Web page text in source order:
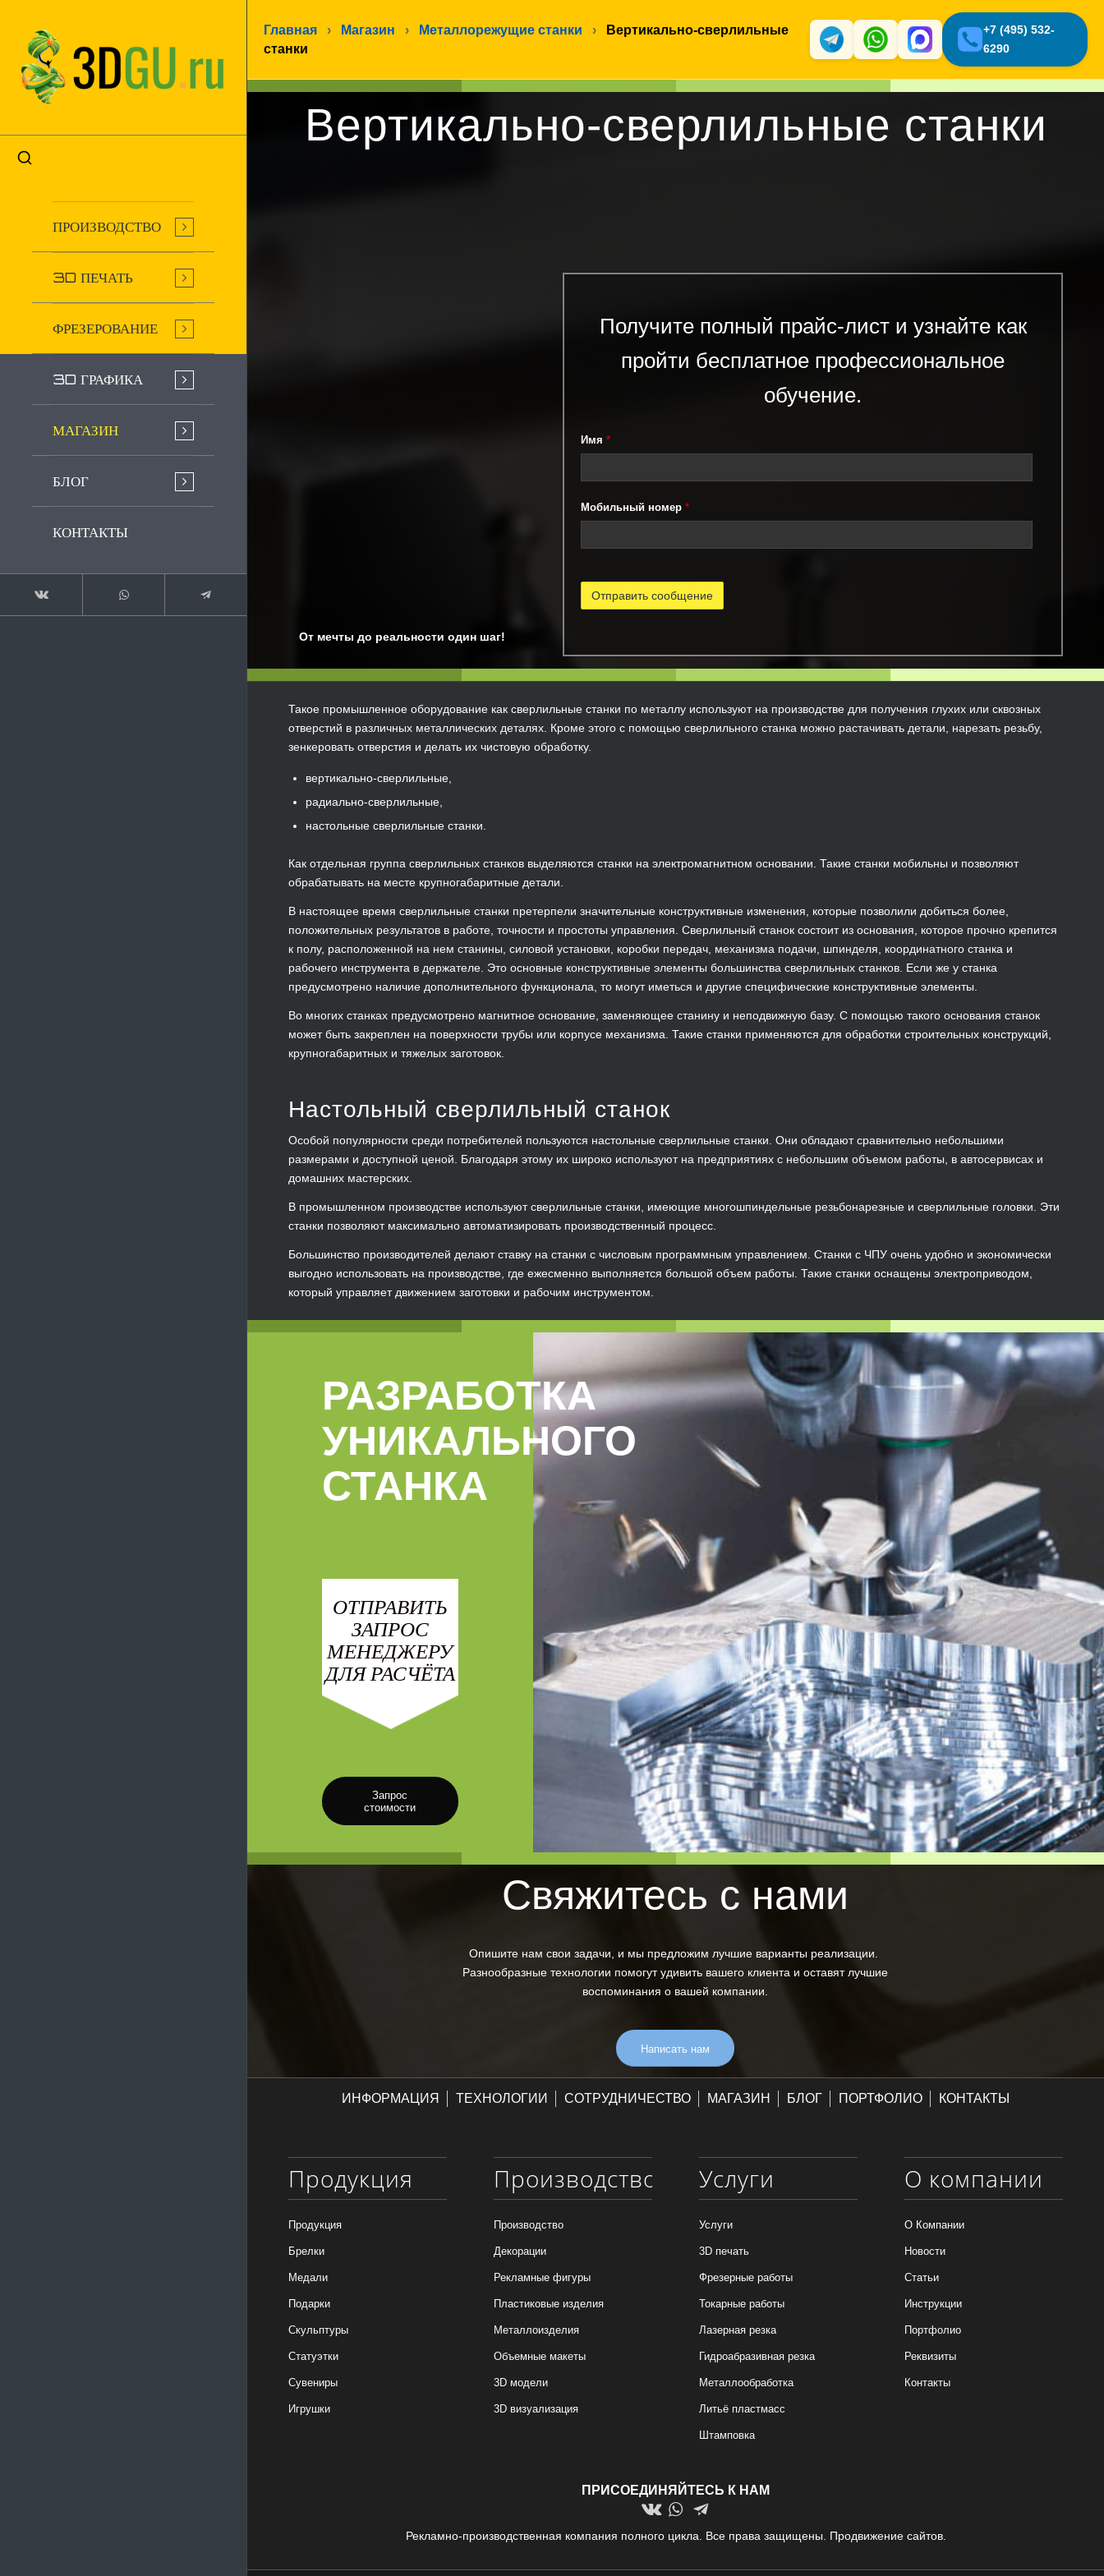
ПРОИЗВОДСТВО
3D ПЕЧАТЬ
ФРЕЗЕРОВАНИЕ
3D ГРАФИКА
МАГАЗИН
БЛОГ
КОНТАКТЫ
Главная › Магазин › Металлорежущие станки ›
Вертикально-сверлильные
станки
+7 (495) 532-
6290
Вертикально-сверлильные станки
От мечты до реальности один шаг!
Получите полный прайс-лист и узнайте как
пройти бесплатное профессиональное
обучение.
Имя *
Мобильный номер *
Такое промышленное оборудование как сверлильные станки по металлу используют на производстве для получения глухих или сквозных
отверстий в различных металлических деталях. Кроме этого с помощью сверлильного станка можно растачивать детали, нарезать резьбу,
зенкеровать отверстия и делать их чистовую обработку.
вертикально-сверлильные,
радиально-сверлильные,
настольные сверлильные станки.
Как отдельная группа сверлильных станков выделяются станки на электромагнитном основании. Такие станки мобильны и позволяют
обрабатывать на месте крупногабаритные детали.
В настоящее время сверлильные станки претерпели значительные конструктивные изменения, которые позволили добиться более,
положительных результатов в работе, точности и простоты управления. Сверлильный станок состоит из основания, которое прочно крепится
к полу, расположенной на нем станины, силовой установки, коробки передач, механизма подачи, шпинделя, координатного станка и
рабочего инструмента в держателе. Это основные конструктивные элементы большинства сверлильных станков. Если же у станка
предусмотрено наличие дополнительного функционала, то могут иметься и другие специфические конструктивные элементы.
Во многих станках предусмотрено магнитное основание, заменяющее станину и неподвижную базу. С помощью такого основания станок
может быть закреплен на поверхности трубы или корпусе механизма. Такие станки применяются для обработки строительных конструкций,
крупногабаритных и тяжелых заготовок.
Настольный сверлильный станок
Особой популярности среди потребителей пользуются настольные сверлильные станки. Они обладают сравнительно небольшими
размерами и доступной ценой. Благодаря этому их широко используют на предприятиях с небольшим объемом работы, в автосервисах и
домашних мастерских.
В промышленном производстве используют сверлильные станки, имеющие многошпиндельные резьбонарезные и сверлильные головки. Эти
станки позволяют максимально автоматизировать производственный процесс.
Большинство производителей делают ставку на станки с числовым программным управлением. Станки с ЧПУ очень удобно и экономически
выгодно использовать на производстве, где ежесменно выполняется большой объем работы. Такие станки оснащены электроприводом,
который управляет движением заготовки и рабочим инструментом.
РАЗРАБОТКА
УНИКАЛЬНОГО
СТАНКА
ОТПРАВИТЬ
ЗАПРОС
МЕНЕДЖЕРУ
ДЛЯ РАСЧЁТА
Запрос
стоимости
Свяжитесь с нами
Опишите нам свои задачи, и мы предложим лучшие варианты реализации.
Разнообразные технологии помогут удивить вашего клиента и оставят лучшие
воспоминания о вашей компании.
Написать нам
ИНФОРМАЦИЯ ТЕХНОЛОГИИ СОТРУДНИЧЕСТВО МАГАЗИН БЛОГ ПОРТФОЛИО КОНТАКТЫ
Продукция
Продукция
Брелки
Медали
Подарки
Скульптуры
Статуэтки
Сувениры
Игрушки
Производство
Производство
Декорации
Рекламные фигуры
Пластиковые изделия
Металлоизделия
Объемные макеты
3D модели
3D визуализация
Услуги
Услуги
3D печать
Фрезерные работы
Токарные работы
Лазерная резка
Гидроабразивная резка
Металлообработка
Литьё пластмасс
Штамповка
О компании
О Компании
Новости
Статьи
Инструкции
Портфолио
Реквизиты
Контакты
ПРИСОЕДИНЯЙТЕСЬ К НАМ
Рекламно-производственная компания полного цикла. Все права защищены. Продвижение сайтов.